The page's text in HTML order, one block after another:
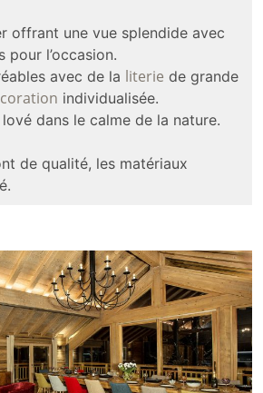
offrant une vue splendide avec
pour l’occasion.
avec de la literie de grande
individualisée.
dans le calme de la nature.
de qualité, les matériaux